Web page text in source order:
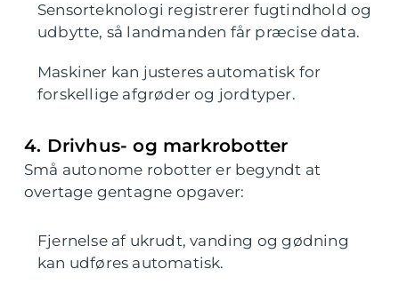
Sensorteknologi registrerer fugtindhold og
udbytte, så landmanden får præcise data.
Maskiner kan justeres automatisk for
forskellige afgrøder og jordtyper.
4. Drivhus- og markrobotter
Små autonome robotter er begyndt at
overtage gentagne opgaver:
Fjernelse af ukrudt, vanding og gødning
kan udføres automatisk.